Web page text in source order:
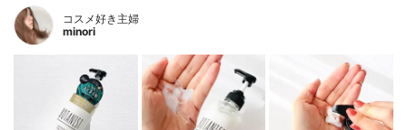
コスメ好き主婦
minori